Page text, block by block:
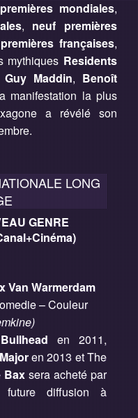
mondiales,
,neuf premières
françaises,
mythiquesResidents
Guy Maddin,Benoît
manifestation la plus
a révélé son
LONG
GENRE
Van Warmerdam
– Couleur
Bullheaden 2011,
en 2013 et The
Baxsera acheté par
future diffusion à